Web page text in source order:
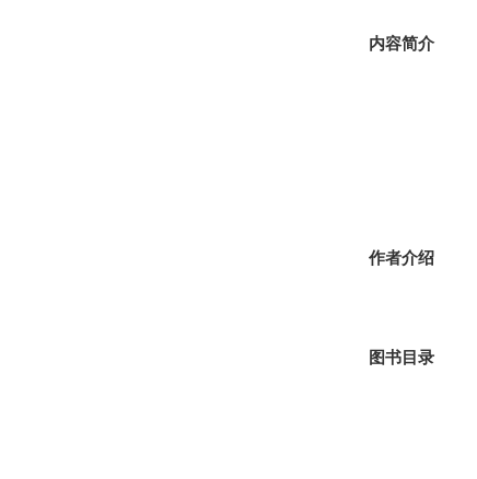
内容简介
作者介绍
图书目录